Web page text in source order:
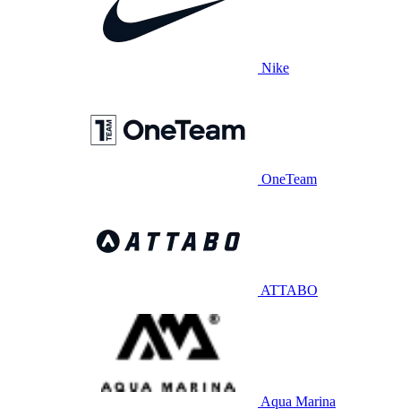
Nike
OneTeam
ATTABO
Aqua Marina